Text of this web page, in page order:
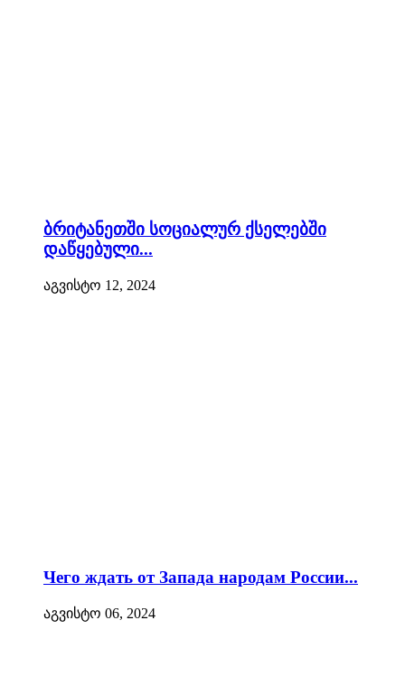
ბრიტანეთში სოციალურ ქსელებში
დაწყებული...
აგვისტო 12, 2024
Чего ждать от Запада народам России...
აგვისტო 06, 2024